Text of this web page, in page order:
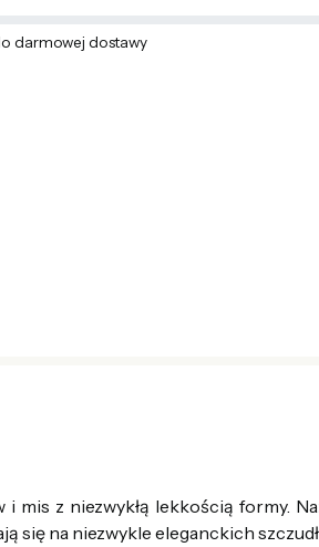
darmowej dostawy
mis z niezwykłą lekkością formy.
się na niezwykle eleganckich